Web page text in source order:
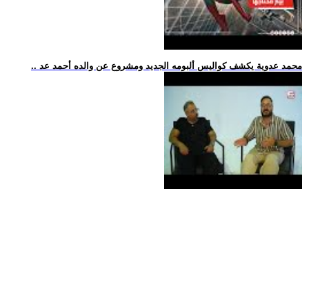
.. محمد عدوية يكشف كواليس ألبومه الجديد ومشروع عن والده أحمد عد